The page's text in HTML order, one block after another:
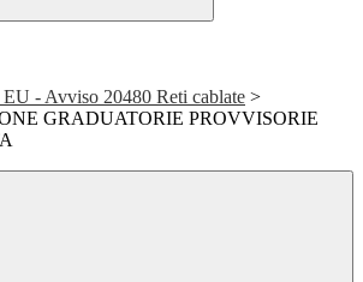
- Avviso 20480 Reti cablate >
GRADUATORIE PROVVISORIE